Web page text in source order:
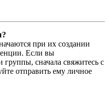
при их создании
Если вы
группы, сначала свяжитесь с
отправить ему личное